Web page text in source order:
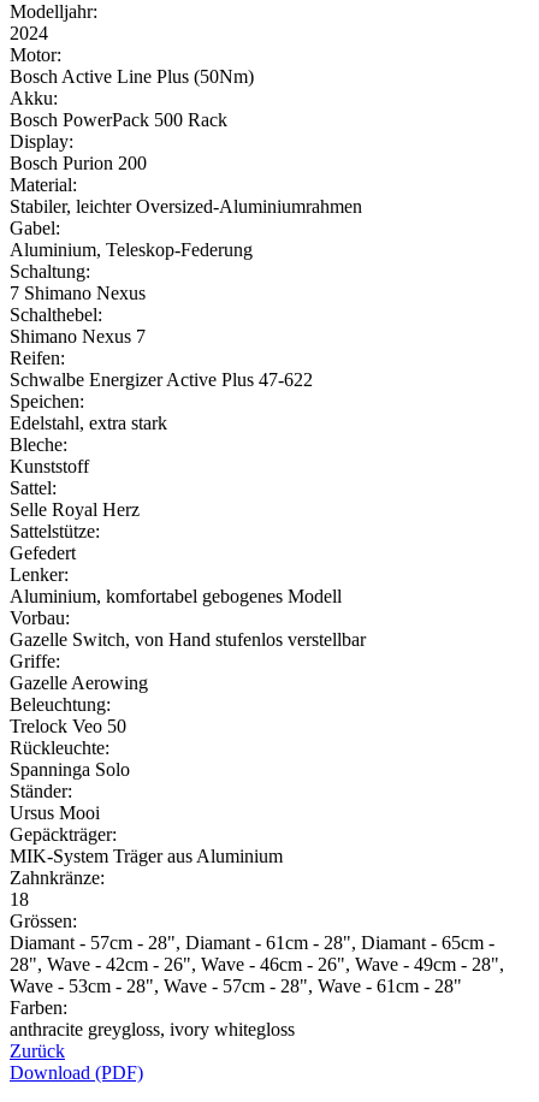
Modelljahr:
2024
Motor:
Bosch Active Line Plus (50Nm)
Akku:
Bosch PowerPack 500 Rack
Display:
Bosch Purion 200
Material:
Stabiler, leichter Oversized-Aluminiumrahmen
Gabel:
Aluminium, Teleskop-Federung
Schaltung:
7 Shimano Nexus
Schalthebel:
Shimano Nexus 7
Reifen:
Schwalbe Energizer Active Plus 47-622
Speichen:
Edelstahl, extra stark
Bleche:
Kunststoff
Sattel:
Selle Royal Herz
Sattelstütze:
Gefedert
Lenker:
Aluminium, komfortabel gebogenes Modell
Vorbau:
Gazelle Switch, von Hand stufenlos verstellbar
Griffe:
Gazelle Aerowing
Beleuchtung:
Trelock Veo 50
Rückleuchte:
Spanninga Solo
Ständer:
Ursus Mooi
Gepäckträger:
MIK-System Träger aus Aluminium
Zahnkränze:
18
Grössen:
Diamant - 57cm - 28", Diamant - 61cm - 28", Diamant - 65cm -
28", Wave - 42cm - 26", Wave - 46cm - 26", Wave - 49cm - 28",
Wave - 53cm - 28", Wave - 57cm - 28", Wave - 61cm - 28"
Farben:
anthracite greygloss, ivory whitegloss
Zurück
Download (PDF)